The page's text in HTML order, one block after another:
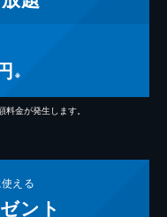
※
金が発生します。
える
ント